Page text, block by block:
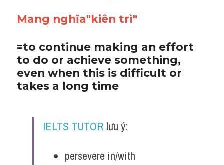
IELTS Advice
Đề thi thật Task 2
Listening
Speaking
Homepage
Mang nghĩa"kiên trì"
=to continue making an effort
to do or achieve something,
even when this is difficult or
takes a long time
IELTS TUTOR lưu ý:
persevere in/with